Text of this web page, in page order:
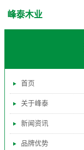
峰泰木业
首页
关于峰泰
新闻资讯
品牌优势